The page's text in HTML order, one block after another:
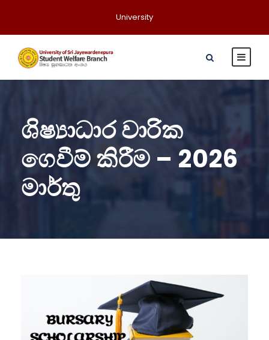
University
ශිෂ්‍යාධාර වාරික
ගෙවීම් කිරීම – 2026
මාර්තු